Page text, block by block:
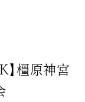
】橿原神宮